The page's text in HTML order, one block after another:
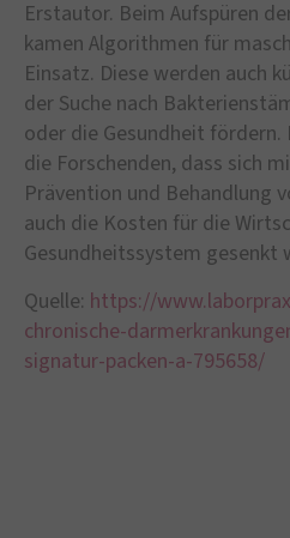
Erstautor. Beim Aufspüren
kamen Algorithmen für
Einsatz. Diese werden auch
der Suche nach
oder die Gesundheit
die Forschenden, dass sich
Prävention und Behandlung
auch die Kosten für die
Gesundheitssystem gesenkt
Quelle: https://
chronische-
signatur-packen-a-795658/